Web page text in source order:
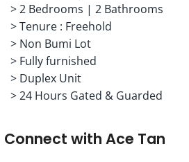
> 2 Bedrooms | 2 Bathrooms
> Tenure : Freehold
> Non Bumi Lot
> Fully furnished
> Duplex Unit
> 24 Hours Gated & Guarded
Connect with Ace Tan